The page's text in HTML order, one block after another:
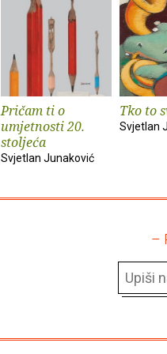
Pričam ti o
umjetnosti 20.
stoljeća
Svjetlan Junaković
Tko to
Svjetlan
–